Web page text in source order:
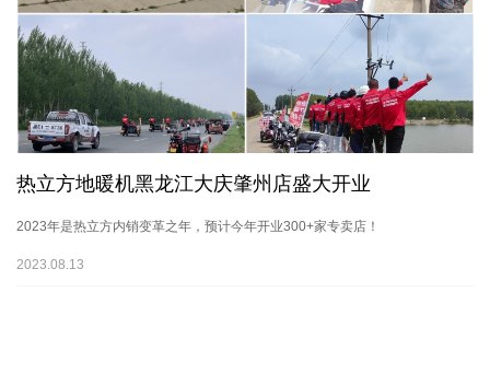
热立方地暖机黑龙江大庆肇州店盛大开业
2023年是热立方内销变革之年，预计今年开业300+家专卖店！
2023.08.13